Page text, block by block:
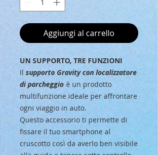
Aggiungi al carrello
UN SUPPORTO, TRE FUNZIONI
Il supporto Gravity con localizzatore
di parcheggio è un prodotto
multifunzione ideale per affrontare
ogni viaggio in auto.
Questo accessorio ti permette di
fissare il tuo smartphone al
cruscotto così da averlo ben visibile